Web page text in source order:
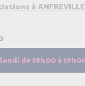
à AMFREVILLE